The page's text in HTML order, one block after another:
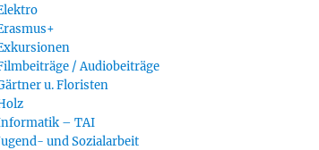
/ Audiobeiträge
u. Floristen
– TAI
und Sozialarbeit